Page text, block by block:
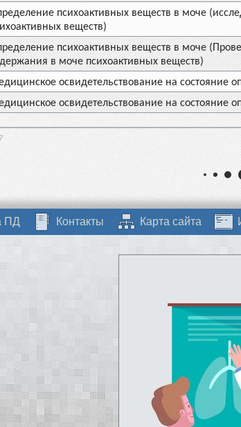
психоактивных веществ в моче
веществ)
психоактивных веществ в моче
в моче психоактивных веществ)
освидетельствование на состояние
освидетельствование на состояние
ПД Контакты Карта сайта